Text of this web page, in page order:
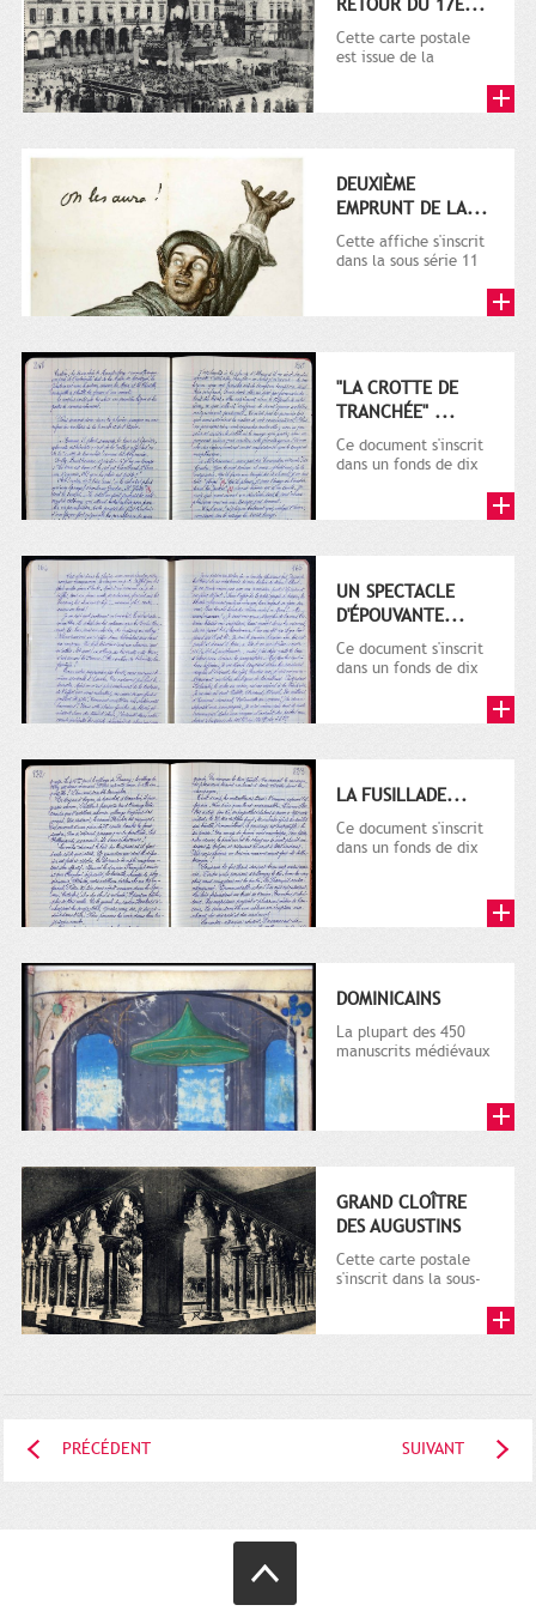
RETOUR DU 17E...
Cette carte postale
est issue de la
s'agit d'une...
DEUXIÈME
EMPRUNT DE LA...
Cette affiche s'inscrit
dans la sous série 11
mixte...
"LA CROTTE DE
TRANCHÉE" ...
Ce document s'inscrit
dans un fonds de dix
première...
UN SPECTACLE
D'ÉPOUVANTE...
Ce document s'inscrit
dans un fonds de dix
première...
LA FUSILLADE...
Ce document s'inscrit
dans un fonds de dix
DOMINICAINS
La plupart des 450
manuscrits médiévaux
GRAND CLOÎTRE
DES AUGUSTINS
Cette carte postale
s'inscrit dans la sous-
plusieurs milliers de...
PRÉCÉDENT SUIVANT